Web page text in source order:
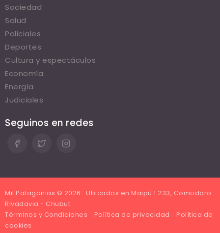
Sociedad
Salud
Policiales
Deportes
Cultura y espectáculos
Economía
Energía
Judiciales
Seguinos en redes
Mil Patagonias © 2026 . Ubicados en Maipú 1.233, Comodoro
Rivadavia - Chubut.
Términos y Condiciones
Política de privacidad
Política de
cookies